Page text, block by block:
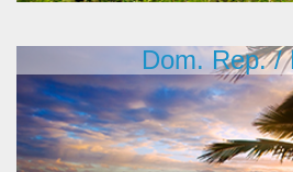
Dom. Rep. /